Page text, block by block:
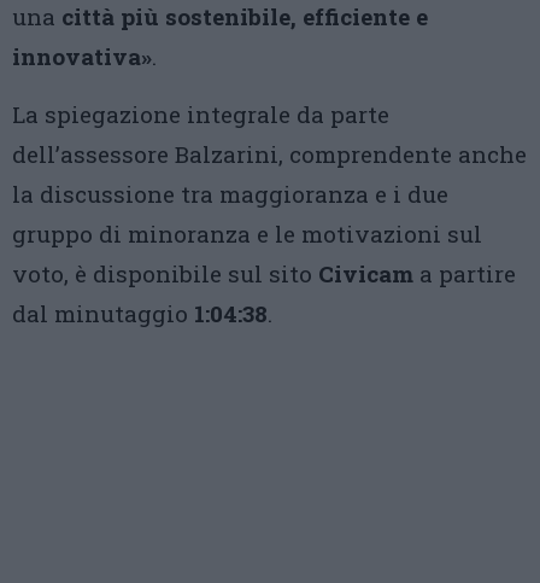
una città più sostenibile, efficiente e
innovativa».
La spiegazione integrale da parte
dell’assessore Balzarini, comprendente anche
la discussione tra maggioranza e i due
gruppo di minoranza e le motivazioni sul
voto, è disponibile sul sito Civicam a partire
dal minutaggio 1:04:38.